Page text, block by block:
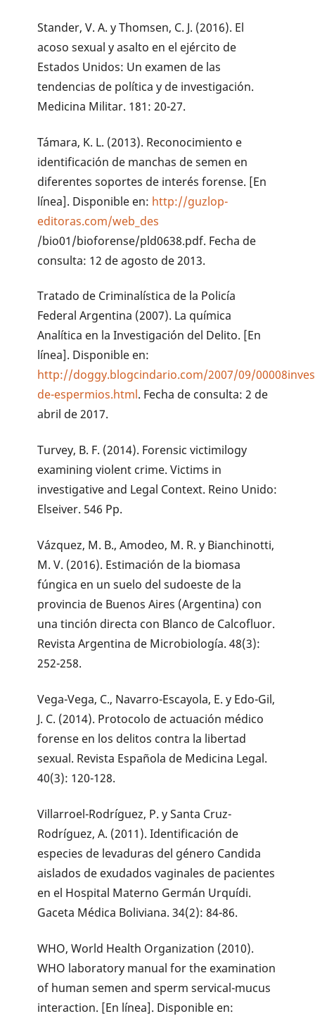
Stander, V. A. y Thomsen, C. J. (2016). El
acoso sexual y asalto en el ejército de
Estados Unidos: Un examen de las
tendencias de política y de investigación.
Medicina Militar. 181: 20-27.
Támara, K. L. (2013). Reconocimiento e
identificación de manchas de semen en
diferentes soportes de interés forense. [En
línea]. Disponible en: http://guzlop-
editoras.com/web_des
/bio01/bioforense/pld0638.pdf. Fecha de
consulta: 12 de agosto de 2013.
Tratado de Criminalística de la Policía
Federal Argentina (2007). La química
Analítica en la Investigación del Delito. [En
línea]. Disponible en:
http://doggy.blogcindario.com/2007/09/
de-espermios.html. Fecha de consulta: 2 de
abril de 2017.
Turvey, B. F. (2014). Forensic victimilogy
examining violent crime. Victims in
investigative and Legal Context. Reino Unido:
Elseiver. 546 Pp.
Vázquez, M. B., Amodeo, M. R. y Bianchinotti,
M. V. (2016). Estimación de la biomasa
fúngica en un suelo del sudoeste de la
provincia de Buenos Aires (Argentina) con
una tinción directa con Blanco de Calcofluor.
Revista Argentina de Microbiología. 48(3):
252-258.
Vega-Vega, C., Navarro-Escayola, E. y Edo-Gil,
J. C. (2014). Protocolo de actuación médico
forense en los delitos contra la libertad
sexual. Revista Española de Medicina Legal.
40(3): 120-128.
Villarroel-Rodríguez, P. y Santa Cruz-
Rodríguez, A. (2011). Identificación de
especies de levaduras del género Candida
aislados de exudados vaginales de pacientes
en el Hospital Materno Germán Urquídi.
Gaceta Médica Boliviana. 34(2): 84-86.
WHO, World Health Organization (2010).
WHO laboratory manual for the examination
of human semen and sperm servical-mucus
interaction. [En línea]. Disponible en: